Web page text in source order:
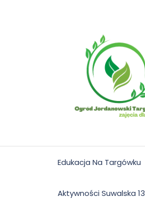
Edukacja Na Targówku
Aktywności Suwalska 13